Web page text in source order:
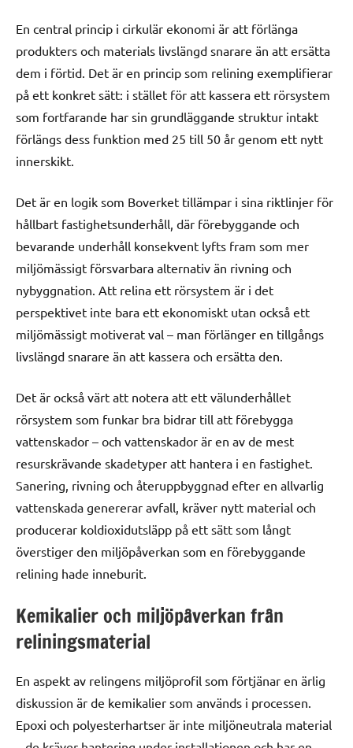
En central princip i cirkulär ekonomi är att förlänga
produkters och materials livslängd snarare än att ersätta
dem i förtid. Det är en princip som relining exemplifierar
på ett konkret sätt: i stället för att kassera ett rörsystem
som fortfarande har sin grundläggande struktur intakt
förlängs dess funktion med 25 till 50 år genom ett nytt
innerskikt.
Det är en logik som Boverket tillämpar i sina riktlinjer för
hållbart fastighetsunderhåll, där förebyggande och
bevarande underhåll konsekvent lyfts fram som mer
miljömässigt försvarbara alternativ än rivning och
nybyggnation. Att relina ett rörsystem är i det
perspektivet inte bara ett ekonomiskt utan också ett
miljömässigt motiverat val – man förlänger en tillgångs
livslängd snarare än att kassera och ersätta den.
Det är också värt att notera att ett välunderhållet
rörsystem som funkar bra bidrar till att förebygga
vattenskador – och vattenskador är en av de mest
resurskrävande skadetyper att hantera i en fastighet.
Sanering, rivning och återuppbyggnad efter en allvarlig
vattenskada genererar avfall, kräver nytt material och
producerar koldioxidutsläpp på ett sätt som långt
överstiger den miljöpåverkan som en förebyggande
relining hade inneburit.
Kemikalier och miljöpåverkan från
reliningsmaterial
En aspekt av relingens miljöprofil som förtjänar en ärlig
diskussion är de kemikalier som används i processen.
Epoxi och polyesterhartser är inte miljöneutrala material